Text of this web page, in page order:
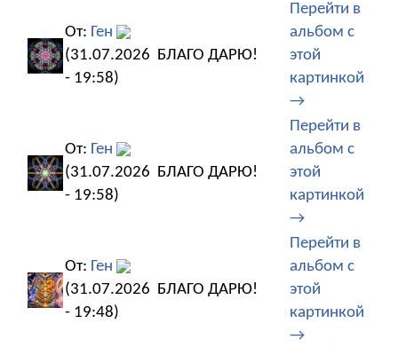
От: Ген
(31.07.2026
- 19:58)
БЛАГО ДАРЮ!
Перейти в
альбом с
этой
картинкой
→
От: Ген
(31.07.2026
- 19:58)
БЛАГО ДАРЮ!
Перейти в
альбом с
этой
картинкой
→
От: Ген
(31.07.2026
- 19:48)
БЛАГО ДАРЮ!
Перейти в
альбом с
этой
картинкой
→